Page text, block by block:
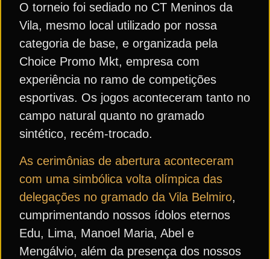
O torneio foi sediado no CT Meninos da
Vila, mesmo local utilizado por nossa
categoria de base, e organizada pela
Choice Promo Mkt, empresa com
experiência no ramo de competições
esportivas. Os jogos aconteceram tanto no
campo natural quanto no gramado
sintético, recém-trocado.
As cerimônias de abertura aconteceram
com uma simbólica volta olímpica das
delegações no gramado da Vila Belmiro,
cumprimentando nossos ídolos eternos
Edu, Lima, Manoel Maria, Abel e
Mengálvio, além da presença dos nossos